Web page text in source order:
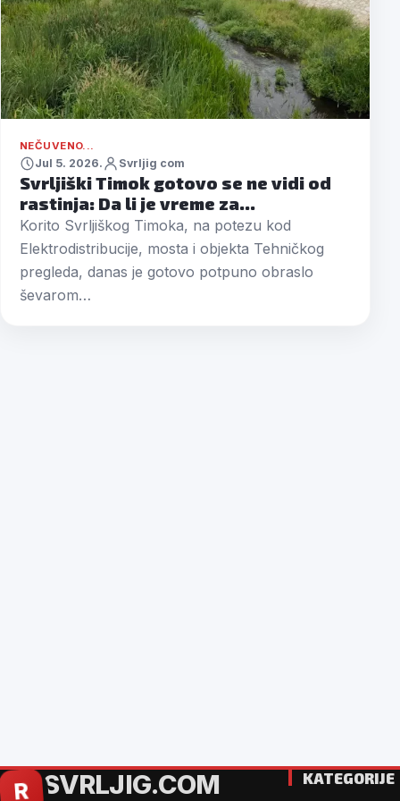
NEČUVENO...
Jul 5. 2026. Svrljig com
Svrljiški Timok gotovo se ne vidi od
rastinja: Da li je vreme za…
Korito Svrljiškog Timoka, na potezu kod
Elektrodistribucije, mosta i objekta Tehničkog
pregleda, danas je gotovo potpuno obraslo
ševarom…
R SVRLJIG.COM KATEGORIJE